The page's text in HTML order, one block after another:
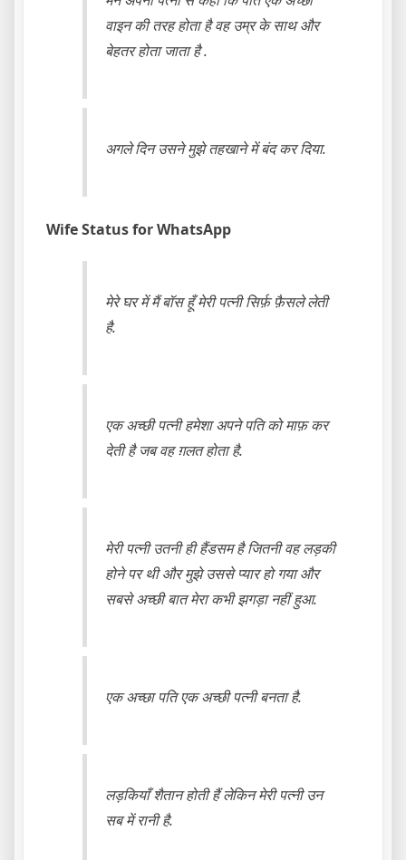
वाइन की तरह होता है वह उम्र के साथ और
बेहतर होता जाता है .
अगले दिन उसने मुझे तहखाने में बंद कर दिया.
Wife Status for WhatsApp
मेरे घर में मैं बॉस हूँ मेरी पत्नी सिर्फ़ फ़ैसले लेती
है.
एक अच्छी पत्नी हमेशा अपने पति को माफ़ कर
देती है जब वह ग़लत होता है.
मेरी पत्नी उतनी ही हैंडसम है जितनी वह लड़की
होने पर थी और मुझे उससे प्यार हो गया और
सबसे अच्छी बात मेरा कभी झगड़ा नहीं हुआ.
एक अच्छा पति एक अच्छी पत्नी बनता है.
लड़कियाँ शैतान होती हैं लेकिन मेरी पत्नी उन
सब में रानी है.